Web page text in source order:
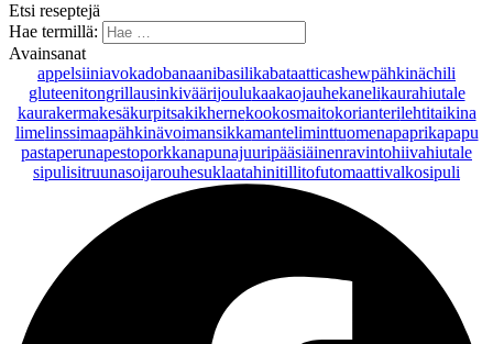
Etsi reseptejä
Hae termillä:
Avainsanat
appelsiiniavokadobanaanibasilikabataatticashewpähkinächili
gluteenitongrillausinkiväärijoulukaakaojauhekanelikaurahiutale
kaurakermakesäkurpitsakikhernekookosmaitokorianterilehtitaikina
limelinssimaapähkinävoimansikkamanteliminttuomenapaprikapapu
pastaperunapestoporkkanapunajuuripääsiäinenravintohiivahiutale
sipulisitruunasoijarouhesuklaatahinitillitofutomaattivalkosipuli